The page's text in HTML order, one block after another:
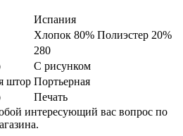
Испания
Хлопок 80% Полиэстер 20%
280
С рисунком
штор Портьерная
Печать
интересующий вас вопрос по